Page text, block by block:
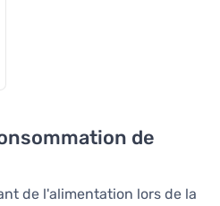
de
de l'alimentation lors de la